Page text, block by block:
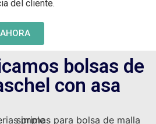
del cliente.
bolsas de
con asa